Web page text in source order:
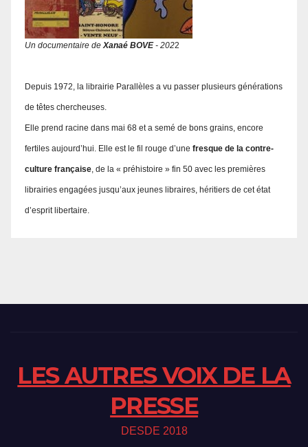
Un documentaire deXanaé BOVE- 2022
Depuis 1972, la librairie Parallèles a vu passer plusieurs générations
de têtes chercheuses.
Elle prend racine dans mai 68 et a semé de bons grains, encore
fertiles aujourd’hui. Elle est le fil rouge d’une fresque de la contre-
culture française, de la « préhistoire » fin 50 avec les premières
librairies engagées jusqu’aux jeunes libraires, héritiers de cet état
d’esprit libertaire.
LES AUTRES VOIX DE LA
PRESSE
DESDE 2018